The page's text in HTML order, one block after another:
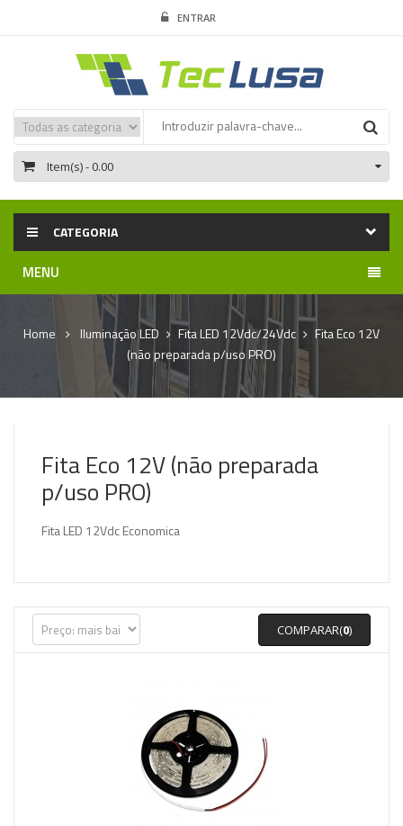
ENTRAR
Item(s)- 0.00
CATEGORIA
MENU
Home Iluminação LED Fita LED 12Vdc/24Vdc
Fita Eco 12V
(não preparada p/uso PRO)
Fita Eco 12V (não preparada
p/uso PRO)
Fita LED 12Vdc Economica
COMPARAR(0)